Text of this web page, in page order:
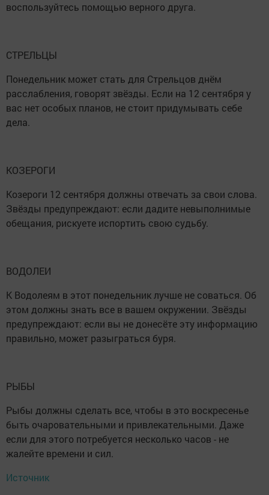
воспользуйтесь помощью верного друга.
СТРЕЛЬЦЫ
Понедельник может стать для Стрельцов днём
расслабления, говорят звёзды. Если на 12 сентября у
вас нет особых планов, не стоит придумывать себе
дела.
КОЗЕРОГИ
Козероги 12 сентября должны отвечать за свои слова.
Звёзды предупреждают: если дадите невыполнимые
обещания, рискуете испортить свою судьбу.
ВОДОЛЕИ
К Водолеям в этот понедельник лучше не соваться. Об
этом должны знать все в вашем окружении. Звёзды
предупреждают: если вы не донесёте эту информацию
правильно, может разыграться буря.
РЫБЫ
Рыбы должны сделать все, чтобы в это воскресенье
быть очаровательными и привлекательными. Даже
если для этого потребуется несколько часов - не
жалейте времени и сил.
Источник